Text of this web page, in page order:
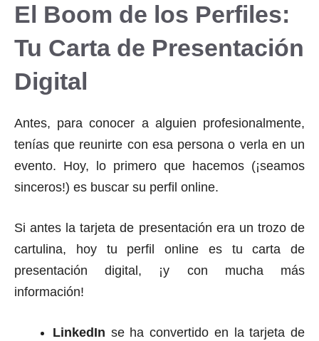
El Boom de los Perfiles:
Tu Carta de Presentación
Digital
Antes, para conocer a alguien profesionalmente,
tenías que reunirte con esa persona o verla en un
evento. Hoy, lo primero que hacemos (¡seamos
sinceros!) es buscar su perfil online.
Si antes la tarjeta de presentación era un trozo de
cartulina, hoy tu perfil online es tu carta de
presentación digital, ¡y con mucha más
información!
LinkedIn se ha convertido en la tarjeta de